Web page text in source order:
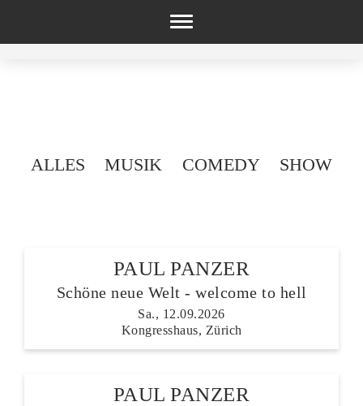
Toggle
ALLES MUSIK COMEDY SHOW
PAUL PANZER
Schöne neue Welt - welcome to hell
Sa., 12.09.2026
Kongresshaus, Zürich
PAUL PANZER